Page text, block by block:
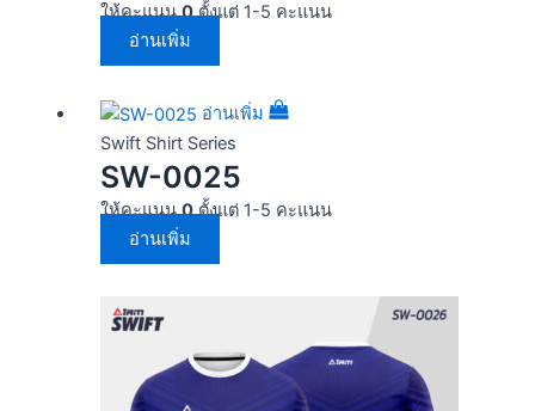
ให้คะแนน0ตั้งแต่ 1-5 คะแนน
อ่านเพิ่ม
อ่านเพิ่ม
Swift Shirt Series
SW-0025
ให้คะแนน0ตั้งแต่ 1-5 คะแนน
อ่านเพิ่ม